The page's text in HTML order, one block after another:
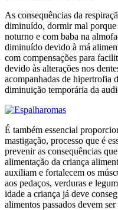
As consequências da
diminuído, dormir mal porque
noturno e com baba na
diminuído devido à má
com compensações para
devido às alterações nos
acompanhadas de hipertrofia
diminuição temporária da
É também essencial
mastigação, processo que é
prevenir as consequências
alimentação da criança
auxiliam e fortalecem os
aos pedaços, verduras e
idade a criança já deve
alimentos passados devem